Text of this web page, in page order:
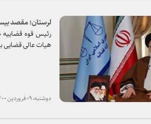
لرستان؛ مقصد
رئیس قوه قضاییه
هیات عالی قضایی
دوشنبه، ۰۹ فروردین ۱۴۰۰ - ۰۳:۳۱